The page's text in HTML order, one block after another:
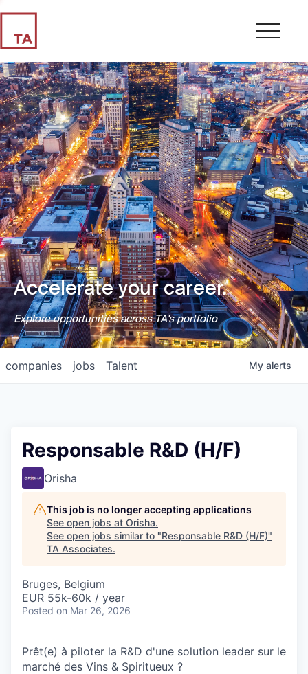
Accelerate your career.
Explore opportunities across TA's portfolio
jobs
companies Talent My alerts
Responsable R&D (H/F)
Orisha
This job is no longer accepting applications
See open jobs at Orisha.
See open jobs similar to "Responsable R&D (H/F)"
TA Associates.
Bruges, Belgium
EUR 55k-60k / year
Posted on Mar 26, 2026
Prêt(e) à piloter la R&D d'une solution leader sur le
marché des Vins & Spiritueux ?